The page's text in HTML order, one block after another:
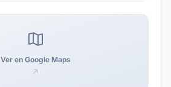
Ver en Google Maps